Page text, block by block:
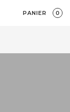
PANIER 0